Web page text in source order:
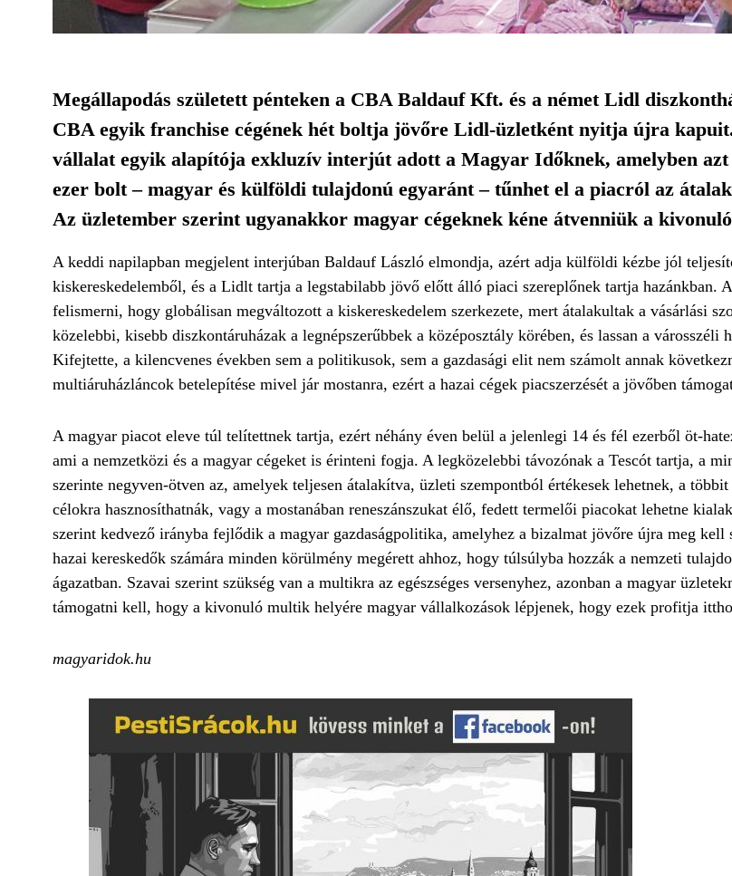
Megállapodás született pénteken a CBA Baldauf Kft. és a német Lidl
CBA egyik franchise cégének hét boltja jövőre Lidl-üzletként nyitja újra
vállalat egyik alapítója exkluzív interjút adott a Magyar Időknek, amelyben
ezer bolt – magyar és külföldi tulajdonú egyaránt – tűnhet el a piacról az
Az üzletember szerint ugyanakkor magyar cégeknek kéne átvenniük a
A keddi napilapban megjelent interjúban Baldauf László elmondja, azért adja külföldi kézbe jól
kiskereskedelemből, és a Lidlt tartja a legstabilabb jövő előtt álló piaci szereplőnek tartja hazánkban.
felismerni, hogy globálisan megváltozott a kiskereskedelem szerkezete, mert átalakultak a vásárlási
közelebbi, kisebb diszkontáruházak a legnépszerűbbek a középosztály körében, és lassan a városszéli
Kifejtette, a kilencvenes években sem a politikusok, sem a gazdasági elit nem számolt annak
multiáruházláncok betelepítése mivel jár mostanra, ezért a hazai cégek piacszerzését a jövőben
A magyar piacot eleve túl telítettnek tartja, ezért néhány éven belül a jelenlegi 14 és fél ezerből öt-
ami a nemzetközi és a magyar cégeket is érinteni fogja. A legközelebbi távozónak a Tescót tartja, a
szerinte negyven-ötven az, amelyek teljesen átalakítva, üzleti szempontból értékesek lehetnek, a
célokra hasznosíthatnák, vagy a mostanában reneszánszukat élő, fedett termelői pia­cokat lehetne
szerint kedvező irányba fejlődik a magyar gazdaságpolitika, amelyhez a bizalmat jövőre újra meg
hazai kereskedők számára minden körülmény megérett ahhoz, hogy túlsúlyba hozzák a nemzeti
ágazatban. Szavai szerint szükség van a multikra az egészséges versenyhez, azonban a magyar
támogatni kell, hogy a kivonuló multik helyére magyar vállalkozások lépjenek, hogy ezek profitja
magyaridok.hu